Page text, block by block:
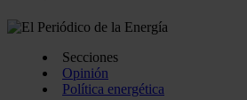
Secciones
Opinión
Política energética